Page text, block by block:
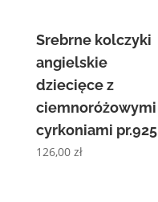
Srebrne kolczyki
angielskie
dziecięce z
ciemnoróżowymi
cyrkoniami pr.925
126,00 zł